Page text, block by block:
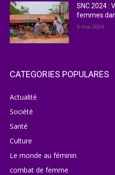
SNC 2024 :
femmes
5 mai 2024
CATEGORIES POPULARES
Actualité
Société
Santé
Culture
Le monde au féminin
combat de femme